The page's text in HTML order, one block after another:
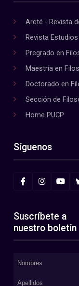
Areté - Revista
Revista
Pregrado en
Maestría en
Doctorado en
Sección de
Home PUCP
Síguenos
Suscríbete a
nuestro boletín